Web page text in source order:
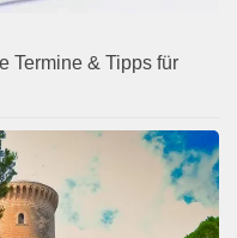
Termine & Tipps für